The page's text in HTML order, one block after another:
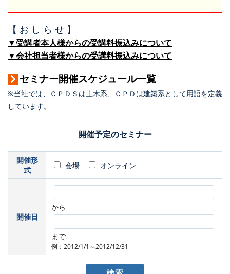
【 お し ら せ 】
▼受講者本人様からの受講料振込みについて
▼会社担当者様からの受講料振込みについて
セミナー開催スケジュール一覧
※当社では、ＣＰＤＳは土木系、ＣＰＤは建築系として用語を定義
しています。
開催予定のセミナー
開催形
式
会場 オンライン
開催日
から
まで
例：2012/1/1～2012/12/31